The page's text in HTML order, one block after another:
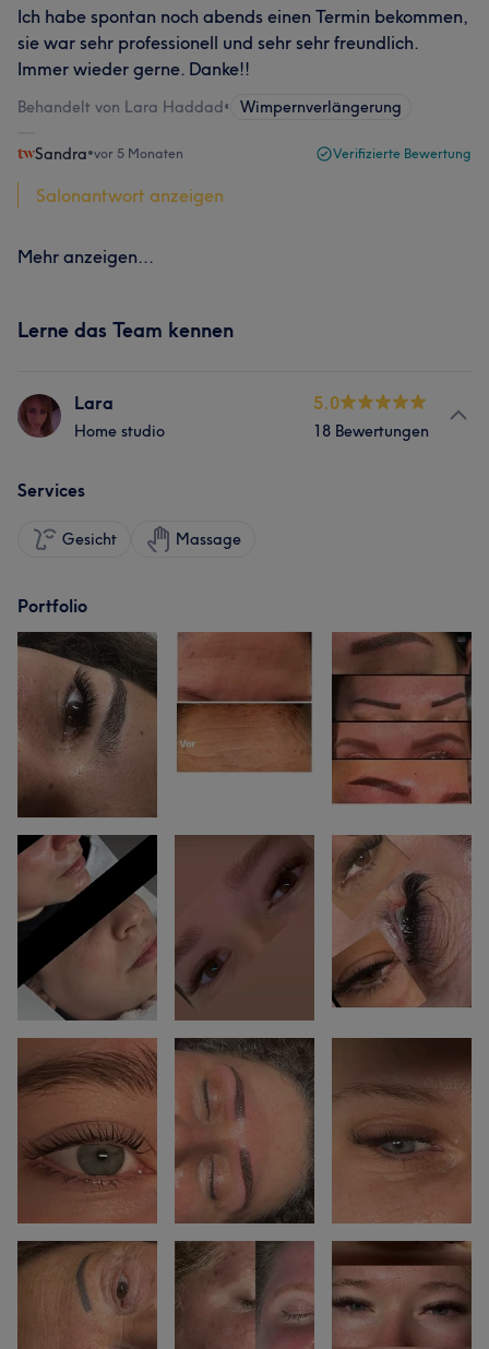
Ich habe spontan noch abends einen Termin bekommen,
sie war sehr professionell und sehr sehr freundlich.
Immer wieder gerne. Danke!!
Behandelt von Lara Haddad• Wimpernverlängerung
Sandra•vor 5 Monaten Verifizierte Bewertung
Salonantwort anzeigen
Mehr anzeigen...
Lerne das Team kennen
Lara
Home studio
5.0
18 Bewertungen
Services
Gesicht Massage
Portfolio